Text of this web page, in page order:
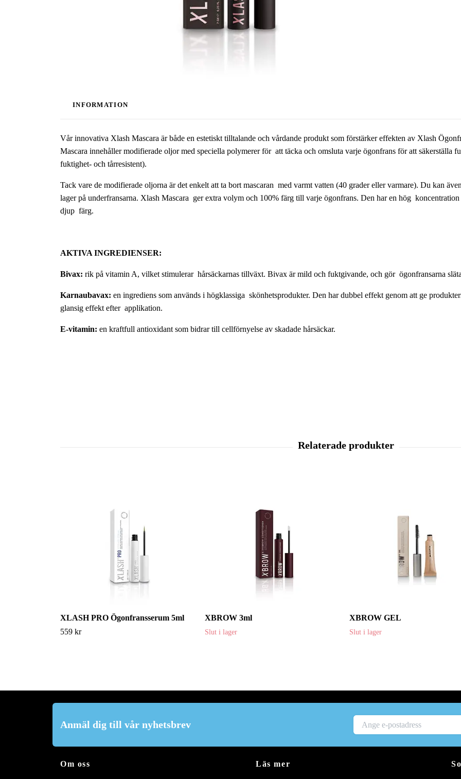
INFORMATION
Vår innovativa Xlash Mascara är både en estetiskt tilltalande och vårdande produkt som förstärker effekten av Xlash
Mascara innehåller modifierade oljor med speciella polymerer för att täcka och omsluta varje ögonfrans för att säkerställa
fuktighet- och tårresistent).
Tack vare de modifierade oljorna är det enkelt att ta bort mascaran med varmt vatten (40 grader eller varmare). Du kan
lager på underfransarna. Xlash Mascara ger extra volym och 100% färg till varje ögonfrans. Den har en hög
djup färg.
AKTIVA INGREDIENSER:
Bivax: rik på vitamin A, vilket stimulerar hårsäckarnas tillväxt. Bivax är mild och fuktgivande, och gör ögonfransarna
Karnaubavax: en ingrediens som används i högklassiga skönhetsprodukter. Den har dubbel effekt genom att ge
glansig effekt efter applikation.
E-vitamin: en kraftfull antioxidant som bidrar till cellförnyelse av skadade hårsäckar.
XLASH PRO Ögonfransserum 5ml
559 kr
XBROW 3ml
Slut i lager
XBROW GEL
Slut i lager
Anmäl dig till vår nyhetsbrev
Om oss Läs mer